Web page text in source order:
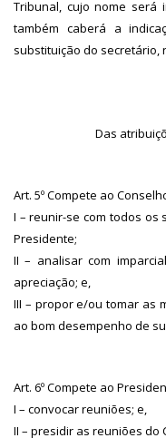
Tribunal, cujo nome será
também caberá a
substituição do secretário,
Das
Art. 5º Compete ao
I – reunir-se com todos os
Presidente;
II – analisar com
apreciação; e,
III – propor e/ou tomar as
ao bom desempenho de
Art. 6º Compete ao
I – convocar reuniões; e,
II – presidir as reuniões do